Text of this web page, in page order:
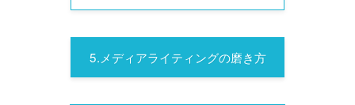
5.メディアライティングの磨き方